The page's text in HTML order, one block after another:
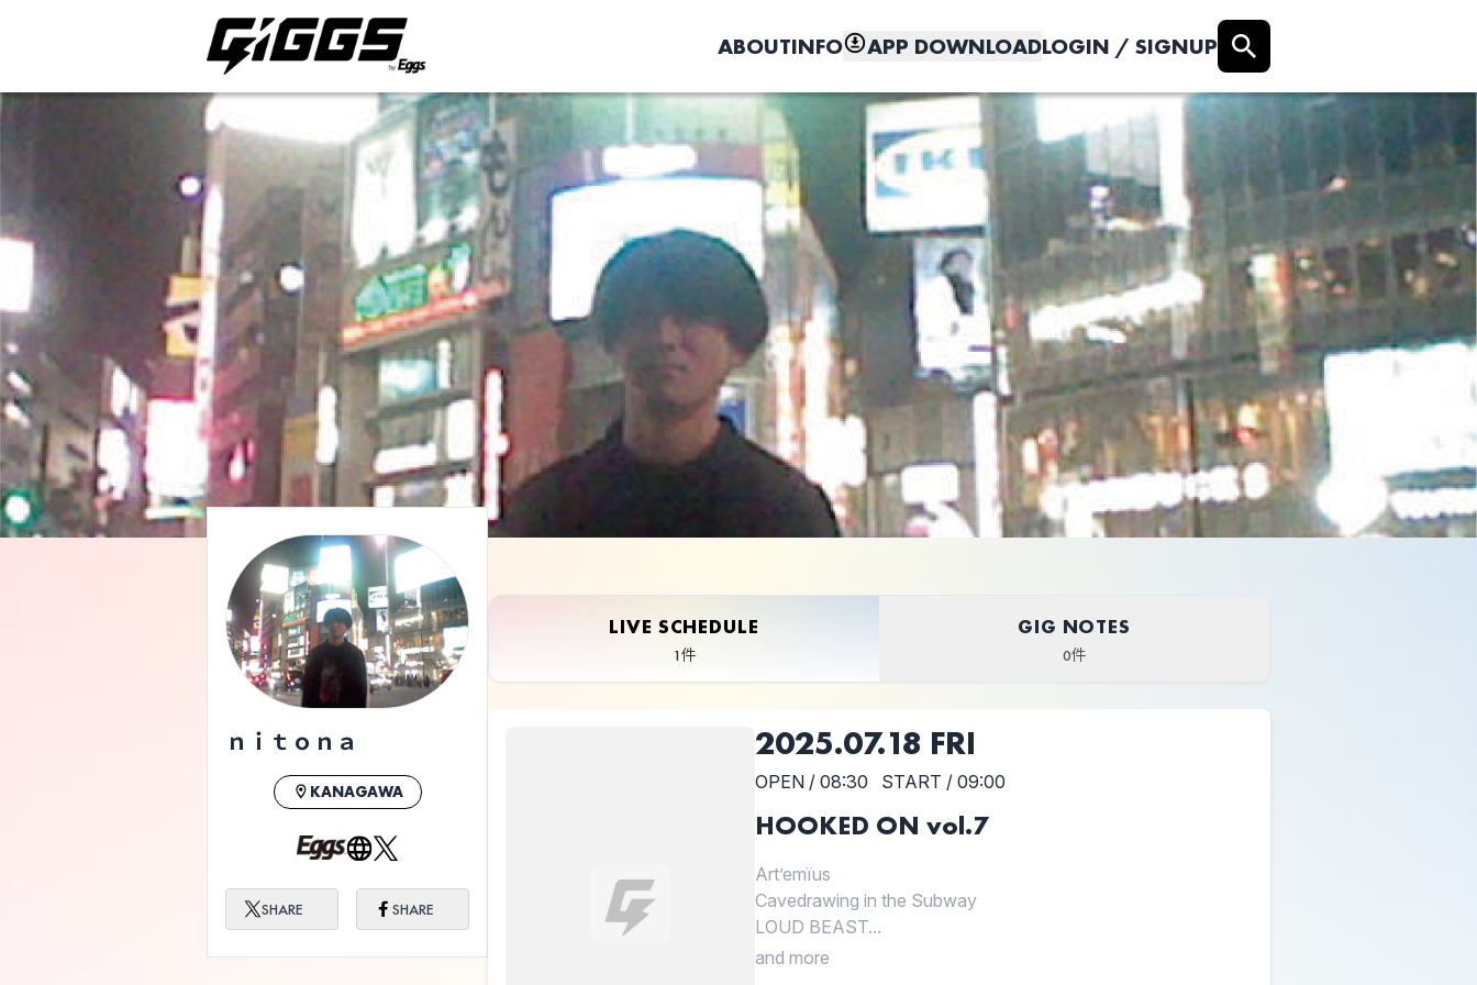
ABOUTINFO APP DOWNLOADLOGIN / SIGNUP
ライブ体験をもっと楽しく、もっと便利に。
ｎｉｔｏｎａ
KANAGAWA
SHARE SHARE
こちら
LIVE SCHEDULE
1件
GIG NOTES
0件
2025.07.18 FRI
OPEN / 08:30 START / 09:00
HOOKED ON vol.7
Art’emïus
Cavedrawing in the Subway
LOUD BEAST...
and more